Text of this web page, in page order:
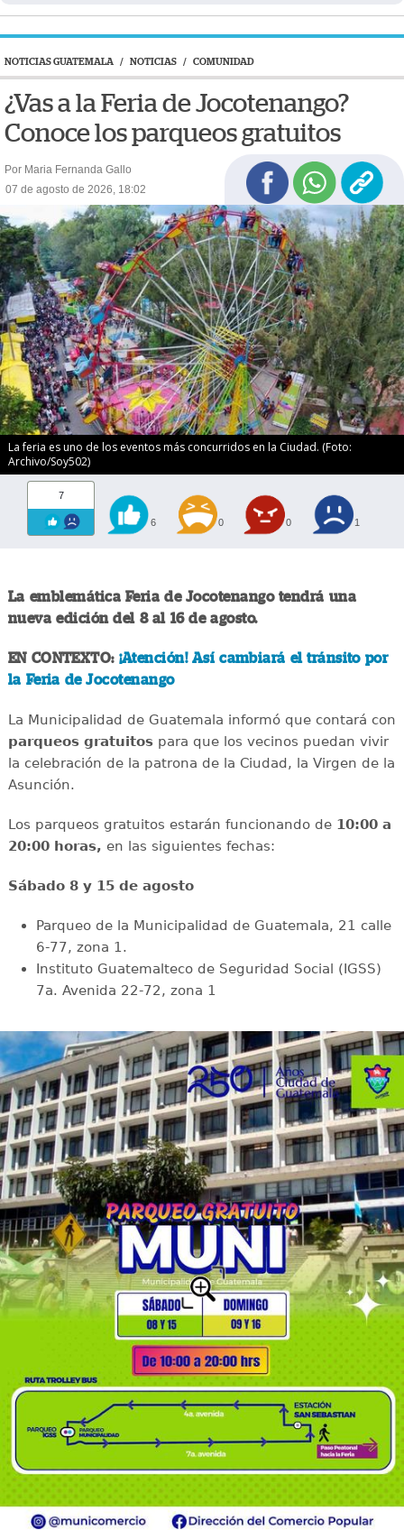
NOTICIAS GUATEMALA / NOTICIAS / COMUNIDAD
¿Vas a la Feria de Jocotenango?
Conoce los parqueos gratuitos
Por Maria Fernanda Gallo
07 de agosto de 2026, 18:02
La feria es uno de los eventos más concurridos en la Ciudad. (Foto:
Archivo/Soy502)
7
6 0 0 1
La emblemática Feria de Jocotenango tendrá una
nueva edición del 8 al 16 de agosto.
EN CONTEXTO:¡Atención! Así cambiará el tránsito por
la Feria de Jocotenango
La Municipalidad de Guatemala informó que contará con
parqueos gratuitospara que los vecinos puedan vivir
la celebración de la patrona de la Ciudad, la Virgen de la
Asunción.
Los parqueos gratuitos estarán funcionando de 10:00 a
20:00 horas, en las siguientes fechas:
Sábado 8 y 15 de agosto
Parqueo de la Municipalidad de Guatemala, 21 calle
6-77, zona 1.
Instituto Guatemalteco de Seguridad Social (IGSS)
7a. Avenida 22-72, zona 1